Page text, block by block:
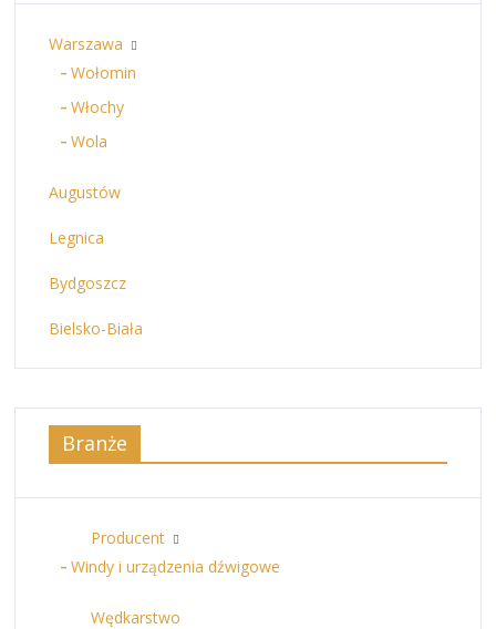
Warszawa
Wołomin
Włochy
Wola
Augustów
Legnica
Bydgoszcz
Bielsko-Biała
Branże
Producent
Windy i urządzenia dźwigowe
Wędkarstwo